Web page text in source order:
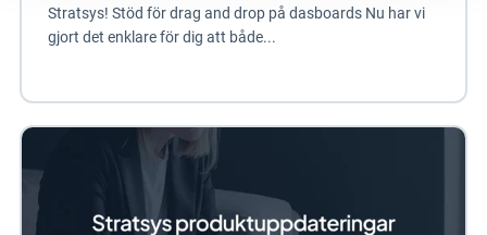
Stratsys! Stöd för drag and drop på dasboards Nu har vi
gjort det enklare för dig att både...